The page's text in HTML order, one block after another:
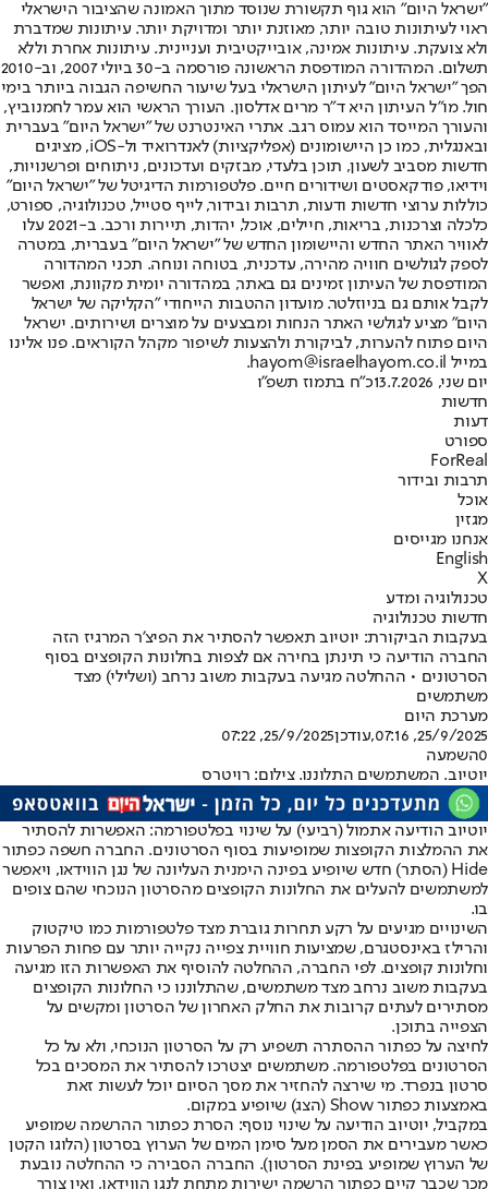
"ישראל היום" הוא גוף תקשורת שנוסד מתוך האמונה שהציבור הישראלי
ראוי לעיתונות טובה יותר, מאוזנת יותר ומדויקת יותר. עיתונות שמדברת
ולא צועקת. עיתונות אמינה, אובייקטיבית ועניינית. עיתונות אחרת וללא
תשלום. המהדורה המודפסת הראשונה פורסמה ב-30 ביולי 2007, וב-2010
הפך "ישראל היום" לעיתון הישראלי בעל שיעור החשיפה הגבוה ביותר בימי
חול. מו"ל העיתון היא ד"ר מרים אדלסון. העורך הראשי הוא עמר לחמנוביץ,
והעורך המייסד הוא עמוס רגב. אתרי האינטרנט של "ישראל היום" בעברית
ובאנגלית, כמו כן היישומונים (אפליקציות) לאנדרואיד ול-iOS, מציגים
חדשות מסביב לשעון, תוכן בלעדי, מבזקים ועדכונים, ניתוחים ופרשנויות,
וידיאו, פודקאסטים ושידורים חיים. פלטפורמות הדיגיטל של "ישראל היום"
כוללות ערוצי חדשות ודעות, תרבות ובידור, לייף סטייל, טכנולוגיה, ספורט,
כלכלה וצרכנות, בריאות, חיילים, אוכל, יהדות, תיירות ורכב. ב-2021 עלו
לאוויר האתר החדש והיישומון החדש של "ישראל היום" בעברית, במטרה
לספק לגולשים חוויה מהירה, עדכנית, בטוחה ונוחה. תכני המהדורה
המודפסת של העיתון זמינים גם באתר, במהדורה יומית מקוונת, ואפשר
לקבל אותם גם בניוזלטר. מועדון ההטבות הייחודי "הקליקה של ישראל
היום" מציע לגולשי האתר הנחות ומבצעים על מוצרים ושירותים. ישראל
היום פתוח להערות, לביקורת ולהצעות לשיפור מקהל הקוראים. פנו אלינו
במייל hayom@israelhayom.co.il.
יום שני, 13.7.2026
כ"ח בתמוז תשפ"ו
חדשות
דעות
ספורט
ForReal
תרבות ובידור
אוכל
מגזין
אנחנו מגייסים
English
X
טכנולוגיה ומדע
חדשות טכנולוגיה
בעקבות הביקורת: יוטיוב תאפשר להסתיר את הפיצ'ר המרגיז הזה
החברה הודיעה כי תינתן בחירה אם לצפות בחלונות הקופצים בסוף
הסרטונים • ההחלטה מגיעה בעקבות משוב נרחב (ושלילי) מצד
משתמשים
מערכת היום
25/9/2025, 07:16
,עודכן25/9/2025, 07:22
0השמעה
יוטיוב. המשתמשים התלוננו. צילום: רויטרס
יוטיוב הודיעה אתמול (רביעי) על שינוי בפלטפורמה: האפשרות להסתיר
את ההמלצות הקופצות שמופיעות בסוף הסרטונים. החברה חשפה כפתור
Hide (הסתר) חדש שיופיע בפינה הימנית העליונה של נגן הווידאו, ויאפשר
למשתמשים להעלים את החלונות הקופצים מהסרטון הנוכחי שהם צופים
בו.
השינויים מגיעים על רקע תחרות גוברת מצד פלטפורמות כמו טיקטוק
והרילז באינסטגרם, שמציעות חוויית צפייה נקייה יותר עם פחות הפרעות
וחלונות קופצים. לפי החברה, ההחלטה להוסיף את האפשרות הזו מגיעה
בעקבות משוב נרחב מצד משתמשים, שהתלוננו כי החלונות הקופצים
מסתירים לעתים קרובות את החלק האחרון של הסרטון ומקשים על
הצפייה בתוכן.
לחיצה על כפתור ההסתרה תשפיע רק על הסרטון הנוכחי, ולא על כל
הסרטונים בפלטפורמה. משתמשים יצטרכו להסתיר את המסכים בכל
סרטון בנפרד. מי שירצה להחזיר את מסך הסיום יוכל לעשות זאת
באמצעות כפתור Show (הצג) שיופיע במקום.
במקביל, יוטיוב הודיעה על שינוי נוסף: הסרת כפתור ההרשמה שמופיע
כאשר מעבירים את הסמן מעל סימן המים של הערוץ בסרטון (הלוגו הקטן
של הערוץ שמופיע בפינת הסרטון). החברה הסבירה כי ההחלטה נובעת
מכך שכבר קיים כפתור הרשמה ישירות מתחת לנגן הווידאו, ואין צורך